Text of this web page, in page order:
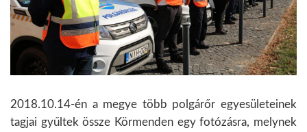
2018.10.14-én a megye több polgárőr egyesületeinek
tagjai gyűltek össze Körmenden egy fotózásra, melynek